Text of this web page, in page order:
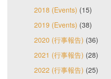
2018 (Events) (15)
2019 (Events) (38)
2020 (行事報告) (36)
2021 (行事報告) (28)
2022 (行事報告) (25)